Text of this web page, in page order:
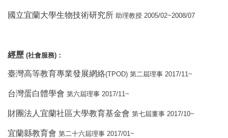
國立宜蘭大學生物技術研究所 助理教授 2005/02~2008/07
經歷 (社會服務) ：
臺灣高等教育專業發展網絡(TPOD) 第二屆理事 2017/11~
台灣蛋白體學會 第六屆理事 2017/11~
財團法人宜蘭社區大學教育基金會 第七屆董事 2017/10~
宜蘭縣教育會 第二十六屆理事 2017/01~